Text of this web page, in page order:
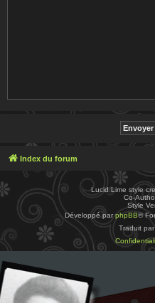
Index du forum
Lucid Lime style
Co-
Style
Développé parphpBB®
Traduit